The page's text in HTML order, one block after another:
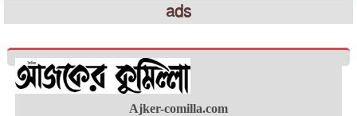
ads
Ajker-comilla.com